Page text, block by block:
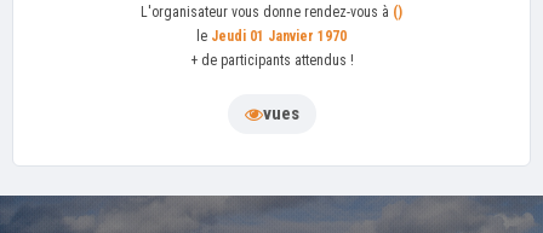
L'organisateur vous donne rendez-vous à ()
le Jeudi 01 Janvier 1970
+ de participants attendus !
vues